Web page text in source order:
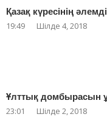
Қазақ күресінің
19:49 Шілде 4, 2018
Ұлттық домбырасын
23:01 Шілде 2, 2018